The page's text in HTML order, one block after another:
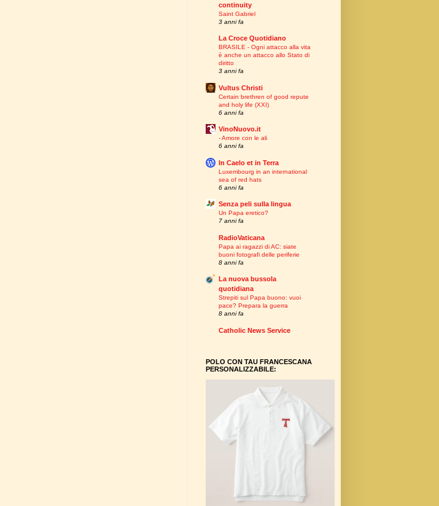
continuity
Saint Gabriel
3 anni fa
La Croce Quotidiano
BRASILE - Ogni attacco alla vita
è anche un attacco allo Stato di
diritto
3 anni fa
Vultus Christi
Certain brethren of good repute
and holy life (XXI)
6 anni fa
VinoNuovo.it
- Amore con le ali
6 anni fa
In Caelo et in Terra
Luxembourg in an international
sea of red hats
6 anni fa
Senza peli sulla lingua
Un Papa eretico?
7 anni fa
RadioVaticana
Papa ai ragazzi di AC: siate
buoni fotografi delle periferie
8 anni fa
La nuova bussola
quotidiana
Strepiti sul Papa buono: vuoi
pace? Prepara la guerra
8 anni fa
Catholic News Service
POLO CON TAU FRANCESCANA
PERSONALIZZABILE: